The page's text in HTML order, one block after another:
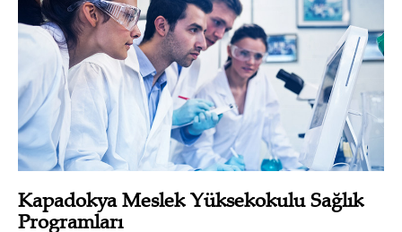
Kapadokya Meslek Yüksekokulu Sağlık
Programları